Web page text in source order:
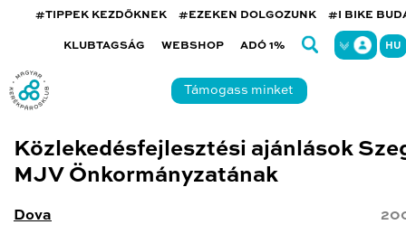
#TIPPEK KEZDŐKNEK #EZEKEN DOLGOZUNK #I BIKE
KLUBTAGSÁG WEBSHOP ADÓ 1% HU
Támogass minket
Közlekedésfejlesztési ajánlások
MJV Önkormányzatának
Dova